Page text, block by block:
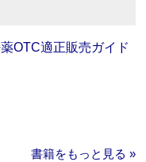
OTC適正販売ガイド
書籍をもっと見る »